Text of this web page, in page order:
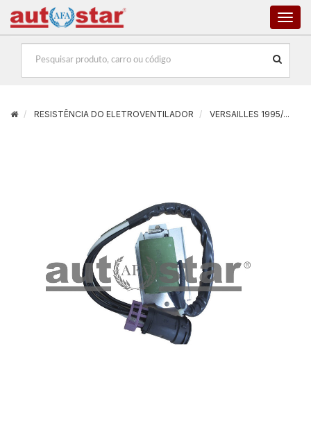
RESISTÊNCIA DO ELETROVENTILADOR VERSAILLES 1995/...